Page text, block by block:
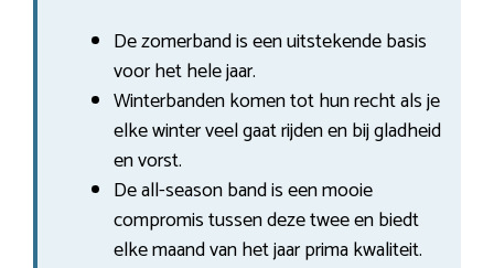
De zomerband is een uitstekende basis
voor het hele jaar.
Winterbanden komen tot hun recht als je
elke winter veel gaat rijden en bij gladheid
en vorst.
De all-season band is een mooie
compromis tussen deze twee en biedt
elke maand van het jaar prima kwaliteit.